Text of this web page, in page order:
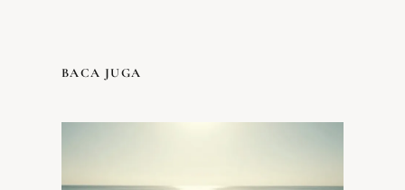
BACA JUGA